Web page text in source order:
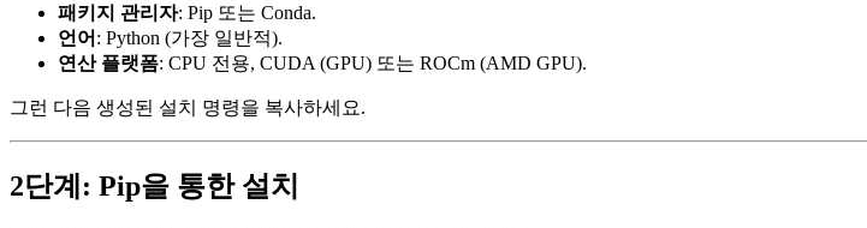
패키지 관리자: Pip 또는 Conda.
언어 : Python (가장 일반적).
연산 플랫폼: CPU 전용, CUDA (GPU) 또는 ROCm (AMD GPU).
그런 다음 생성된 설치 명령을 복사하세요.
2단계: Pip을 통한 설치